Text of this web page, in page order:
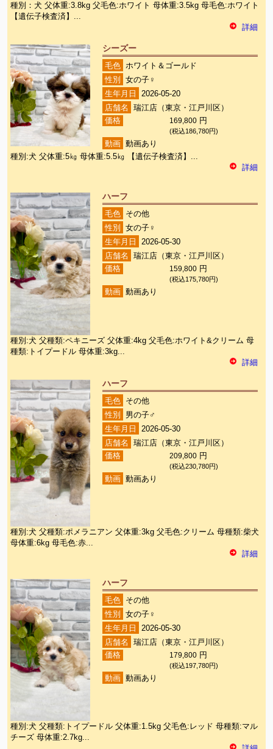
種別：犬 父体重:3.8kg 父毛色:ホワイト 母体重:3.5kg 母毛色:ホワイト
【遺伝子検査済】...
詳細
シーズー
毛色 ホワイト＆ゴールド
性別
女の子♀
生年月日
2026-05-20
店舗名
瑞江店（東京・江戸川区）
価格
169,800 円
(税込186,780円)
動画
動画あり
種別:犬 父体重:5㎏ 母体重:5.5㎏ 【遺伝子検査済】...
詳細
ハーフ
毛色
その他
性別
女の子♀
生年月日
2026-05-30
店舗名
瑞江店（東京・江戸川区）
価格
159,800 円
(税込175,780円)
動画 動画あり
種別:犬 父種類:ペキニーズ 父体重:4kg 父毛色:ホワイト&クリーム 母
種類:トイプードル 母体重:3kg...
詳細
ハーフ
毛色
その他
性別
男の子♂
生年月日
2026-05-30
店舗名
瑞江店（東京・江戸川区）
価格
209,800 円
(税込230,780円)
動画 動画あり
種別:犬 父種類:ポメラニアン 父体重:3kg 父毛色:クリーム 母種類:柴犬
母体重:6kg 母毛色:赤...
詳細
ハーフ
毛色
その他
性別
女の子♀
生年月日
2026-05-30
店舗名
瑞江店（東京・江戸川区）
価格
179,800 円
(税込197,780円)
動画 動画あり
種別:犬 父種類:トイプードル 父体重:1.5kg 父毛色:レッド 母種類:マル
チーズ 母体重:2.7kg...